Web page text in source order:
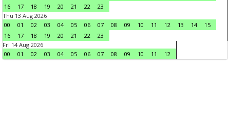
16
17 18 19 20 21 22
23
Thu 13 Aug 2026
00
01 02 03 04 05 06 07 08 09 10 11 12 13 14
15
16
17 18 19 20 21 22
23
Fri 14 Aug 2026
00
01 02 03 04 05 06 07 08 09 10 11 12